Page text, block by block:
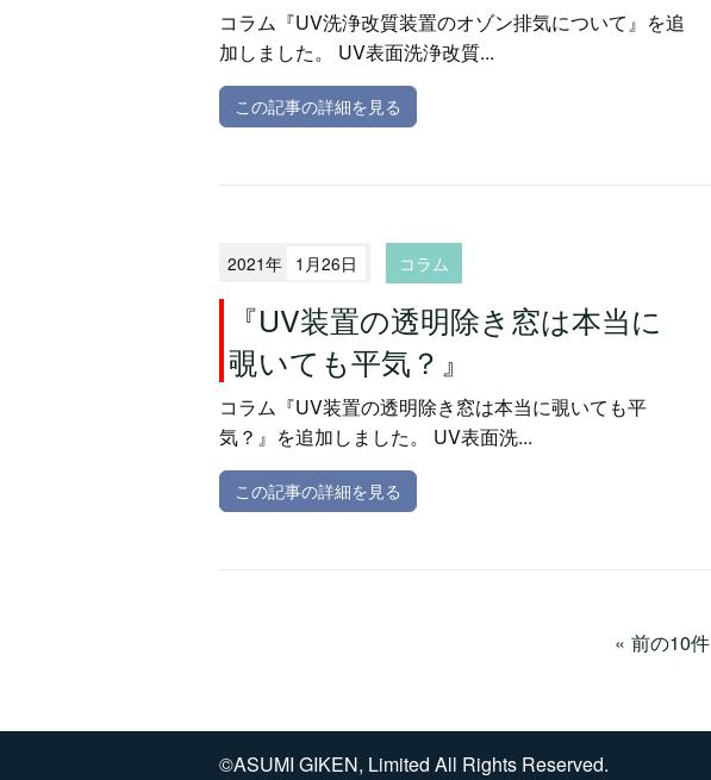
コラム『UV洗浄改質装置のオゾン排気について』を追
加しました。 UV表面洗浄改質...
この記事の詳細を見る
2021年 1月26日 コラム
『UV装置の透明除き窓は本当に
覗いても平気？』
コラム『UV装置の透明除き窓は本当に覗いても平
気？』を追加しました。 UV表面洗...
この記事の詳細を見る
前の10件
©ASUMI GIKEN, Limited All Rights Reserved.